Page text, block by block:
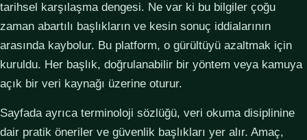
tarihsel karşılaşma dengesi. Ne var ki bu bilgiler çoğu
zaman abartılı başlıkların ve kesin sonuç iddialarının
arasında kaybolur. Bu platform, o gürültüyü azaltmak için
kuruldu. Her başlık, doğrulanabilir bir yöntem veya kamuya
açık bir veri kaynağı üzerine oturur.
Sayfada ayrıca terminoloji sözlüğü, veri okuma disiplinine
dair pratik öneriler ve güvenlik başlıkları yer alır. Amaç,